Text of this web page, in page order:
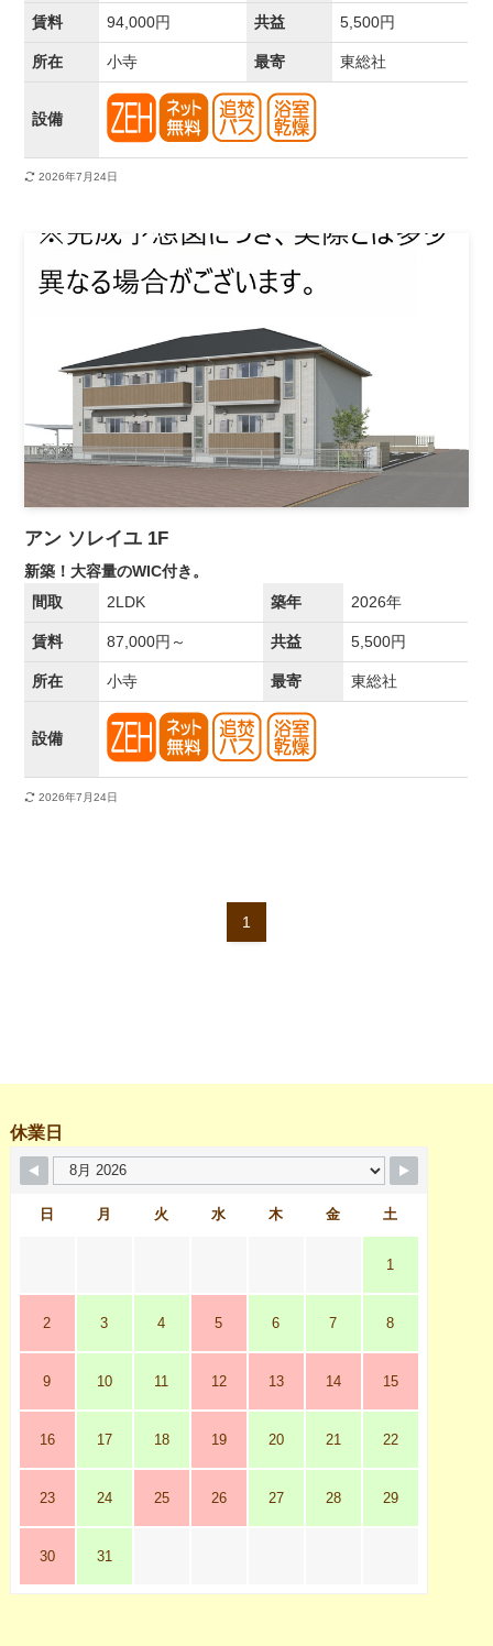
賃料 94,000円 共益 5,500円
所在 小寺 最寄 東総社
設備
2026年7月24日
アン ソレイユ 1F
新築！大容量のWIC付き。
間取
2LDK 築年 2026年
賃料 87,000円～ 共益 5,500円
所在 小寺 最寄 東総社
設備
2026年7月24日
1
休業日
日 月 火 水 木 金 土
1
2 3 4 5 6 7 8
9 10 11 12 13 14 15
16 17 18 19 20 21 22
23 24 25 26 27 28 29
30 31